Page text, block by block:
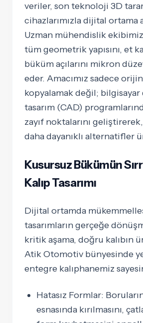
veriler, son teknoloji 3D
cihazlarımızla dijital ortama
Uzman mühendislik
tüm geometrik yapısını, et
büküm açılarını mikron
eder. Amacımız sadece
kopyalamak değil;
tasarım (CAD)
zayıf noktalarını
daha dayanıklı alternatifler
Kusursuz Bükümün
Kalıp Tasarımı
Dijital ortamda
tasarımların gerçeğe
kritik aşama, doğru kalıbın
Atik Otomotiv bünyesinde
entegre kalıphanemiz
Hatasız Formlar:
esnasında kırılmasını,